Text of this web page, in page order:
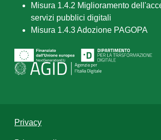
Misura 1.4.2 Miglioramento
servizi pubblici digitali
Misura 1.4.3 Adozione PAGOPA
Privacy